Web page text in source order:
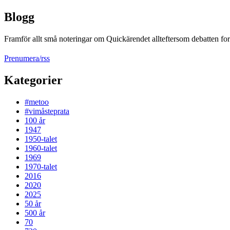
Blogg
Framför allt små noteringar om Quickärendet allteftersom debatten
Prenumera/rss
Kategorier
#metoo
#vimåsteprata
100 år
1947
1950-talet
1960-talet
1969
1970-talet
2016
2020
2025
50 år
500 år
70